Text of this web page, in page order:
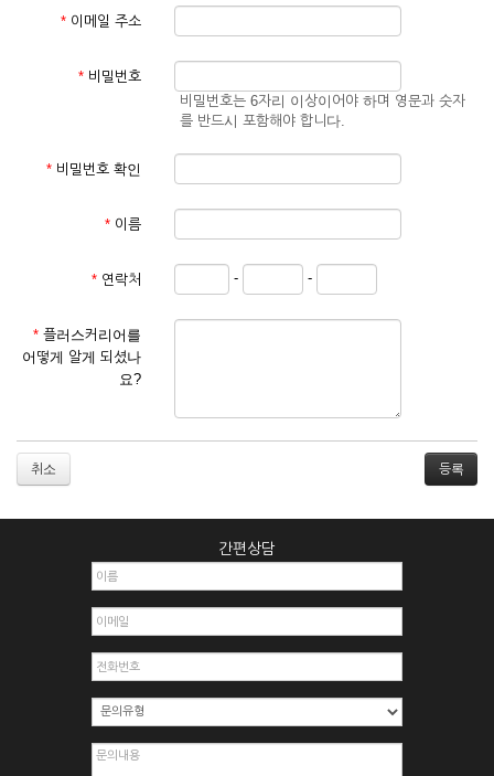
② 회원은 변경된 약관에 동의하지 않을 경우 서비스 이용을 중
단하고 이용계약을 해지할 수 있습니다. 약관의 효력 발생일 이
것으로 간주됩니다.
제3조 (약관의 외 준칙)
관계법령의 규정에 따릅니다.
① 서비스 이용계약은 서비스 이용 희망자가 본 약관에 동의한
를 심사, 승낙함으로써 성립하며, 회사는 신청자의 실명 확인 절
차를 밟을 수 있습니다.
② 회원가입시 입력한 ID는 변경할 수 없으며, 회원 1인당 한 개
의 ID가 발급됩니다. 부득이한 경우로 인해 변경하고자 하는 경
거절하거나 취소할 수 있으며, 실명으로 등록하지 않은 자의 일
2. 개인정보를 허위로 기재하여 신청할 경우
3. 경쟁 관게에 있는 이용자가 신청할 경우
4. 타인의 서비스 이용을 방해하거나, 정보를 도용한 경우
6. 이용자가 영업활동 또는 부정한 용도로 본 서비스를 이용할
7. 회사의 정보를 사전 승낙 없이 전재, 변조, 복사하여 이용하
8. 기타 회사가 정한 제반 사항을 위반하며 신청하는 경우
제5조 (서비스의 이용 및 중지)
* 이메일 주소
* 비밀번호
비밀번호는 6자리 이상이어야 하며 영문과 숫자
를 반드시 포함해야 합니다.
* 비밀번호 확인
* 이름
* 연락처 - -
* 플러스커리어를
어떻게 알게 되셨나
요?
취소
간편상담